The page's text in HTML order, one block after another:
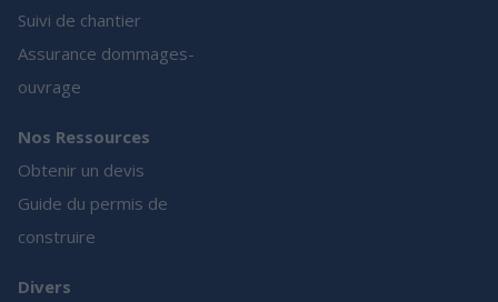
Suivi de chantier
Assurance dommages-
ouvrage
Nos Ressources
Obtenir un devis
Guide du permis de
construire
Divers